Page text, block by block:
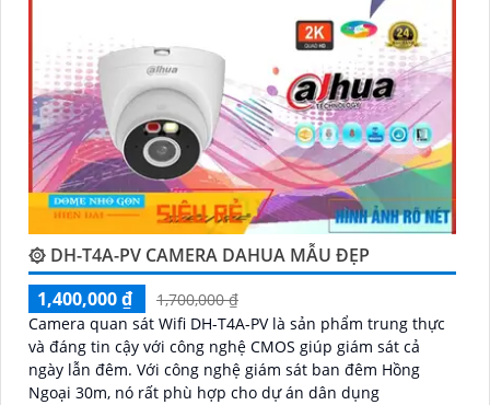
lượng. Nếu bạn có thêm câu hỏi hoặc cần tư vấn
thêm, đừng ngần ngại để lại Cung cấp cho công trình
biết.
۞ DH-T4A-PV CAMERA DAHUA MẪU ĐẸP
1,400,000 ₫
1,700,000 ₫
Camera quan sát Wifi DH-T4A-PV là sản phẩm trung thực
và đáng tin cậy với công nghệ CMOS giúp giám sát cả
ngày lẫn đêm. Với công nghệ giám sát ban đêm Hồng
Ngoại 30m, nó rất phù hợp cho dự án dân dụng